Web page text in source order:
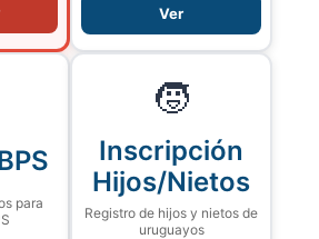
Ver
para
🧒
Inscripción
Hijos/Nietos
Registro de hijos y nietos de
uruguayos